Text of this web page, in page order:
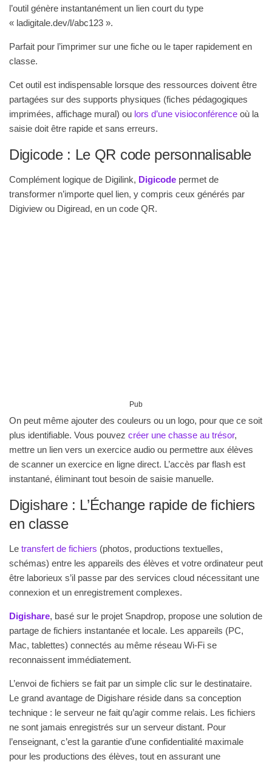
l’outil génère instantanément un lien court du type
« ladigitale.dev/l/abc123 ».
Parfait pour l’imprimer sur une fiche ou le taper rapidement en
classe.
Cet outil est indispensable lorsque des ressources doivent être
partagées sur des supports physiques (fiches pédagogiques
imprimées, affichage mural) ou lors d’une visioconférence où la
saisie doit être rapide et sans erreurs.
Digicode : Le QR code personnalisable
Complément logique de Digilink, Digicode permet de
transformer n’importe quel lien, y compris ceux générés par
Digiview ou Digiread, en un code QR.
Pub
On peut même ajouter des couleurs ou un logo, pour que ce soit
plus identifiable. Vous pouvez créer une chasse au trésor,
mettre un lien vers un exercice audio ou permettre aux élèves
de scanner un exercice en ligne direct. L’accès par flash est
instantané, éliminant tout besoin de saisie manuelle.
Digishare : L’Échange rapide de fichiers
en classe
Le transfert de fichiers (photos, productions textuelles,
schémas) entre les appareils des élèves et votre ordinateur peut
être laborieux s’il passe par des services cloud nécessitant une
connexion et un enregistrement complexes.
Digishare, basé sur le projet Snapdrop, propose une solution de
partage de fichiers instantanée et locale. Les appareils (PC,
Mac, tablettes) connectés au même réseau Wi-Fi se
reconnaissent immédiatement.
L’envoi de fichiers se fait par un simple clic sur le destinataire.
Le grand avantage de Digishare réside dans sa conception
technique : le serveur ne fait qu’agir comme relais. Les fichiers
ne sont jamais enregistrés sur un serveur distant. Pour
l’enseignant, c’est la garantie d’une confidentialité maximale
pour les productions des élèves, tout en assurant une